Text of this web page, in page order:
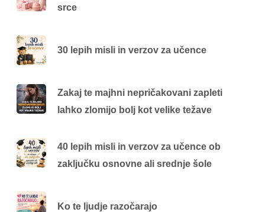
srce
30 lepih misli in verzov za učence
Zakaj te majhni nepričakovani zapleti
lahko zlomijo bolj kot velike težave
40 lepih misli in verzov za učence ob
zaključku osnovne ali srednje šole
Ko te ljudje razočarajo